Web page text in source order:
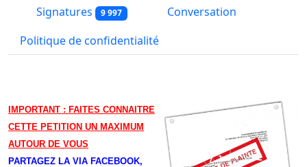
Signatures 9 997
Conversation
Politique de confidentialité
IMPORTANT : FAITES CONNAITRE
CETTE PETITION UN MAXIMUM
AUTOUR DE VOUS
PARTAGEZ LA VIA FACEBOOK,